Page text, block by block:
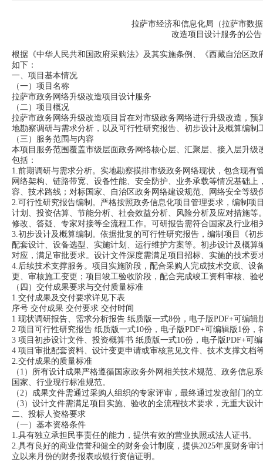
拉萨市经济和信息化局（拉萨市数据管理局）
改造项目设计服务的公告（二
根据《中华人民共和国政府采购法》及其实施条例、《西藏自治区
如下：
一、项目基本情况
（一）项目名称
拉萨市政务网络升级改造项目设计服务
（二）项目概况
拉萨市政务网络升级改造项目旨在对市级政务网络进行升级改造，
地勘察调研与需求分析，以及可行性研究报告、初步设计及概算编制
（三）服务范围与内容
本项目服务范围覆盖市级层面政务网络核心层、汇聚层、接入层升
包括：
1.前期调研与需求分析。实地勘察摸排市级政务网络现状，包含现
网络架构、链路带宽、设备性能、安全防护、业务承载等情况基础
容、技术路线；对标国家、自治区政务网络建设规范、网络安全等
2.可行性研究报告编制。严格按照政务信息化项目管理要求，编制
计划、投资估算、节能分析、社会效益分析、风险分析及应对措施
修改、答疑、专家对接等全流程工作。可研报告需符合国家及行业
3.初步设计及概算编制。依据批复的可行性研究报告，编制项目《
配套设计、设备选型、实施计划、运行维护方案等。初步设计及概
对应，满足审批要求。设计文件深度需满足项目招标、实施的技术
4.后续技术支撑服务。项目实施阶段，配合采购人完成技术交底、
更、审核施工变更；项目竣工验收阶段，配合完成竣工资料审核、
（四）交付成果要求与交付质量标准
1.交付成果及交付要求详见下表
序号 交付成果 交付要求 交付时间
1 现状调研报告、需求分析报告 纸质版一式8份，电子版PDF+可编辑
2 项目可行性研究报告 纸质版一式10份，电子版PDF+可编辑版1份
3 项目初步设计文件、投资概算书 纸质版一式10份，电子版PDF+可
4 项目审批配套资料、设计变更申请或审核意见文件、技术支撑文
2.交付成果的质量标准
（1）所有设计成果严格遵循国家政务外网相关技术规范、政务信
国家、行业现行标准规范。
（2）成果文件需通过采购人组织的专家评审，最终通过发改部门的
（3）设计文件需满足项目实施、验收的全流程技术要求，无重大设
二、投标人资格要求
（一）基本资格条件
1.具有独立承担民事责任的能力，提供有效的营业执照或法人证书。
2.具有良好的商业信誉和健全的财务会计制度，提供2025年度财务
立以来月份的财务报表或银行资信证明。